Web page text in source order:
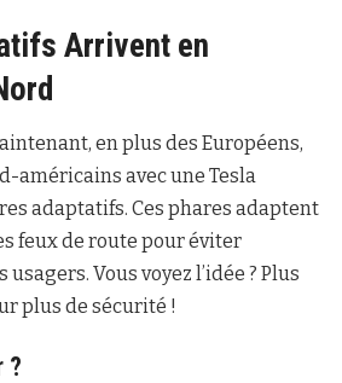
Arrivent en
en plus des Européens,
américains avec une Tesla
adaptatifs. Ces phares adaptent
feux de route pour éviter
Vous voyez l’idée ? Plus
plus de sécurité !
?